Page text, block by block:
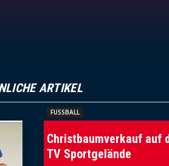
ARTIKEL
FUSSBALL
Christbaumverkauf auf
TV Sportgelände